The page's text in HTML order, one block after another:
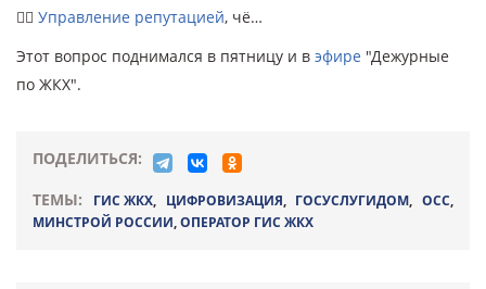
🤷‍♂️ Управление репутацией, чё…
Этот вопрос поднимался в пятницу и в эфире "Дежурные
по ЖКХ".
ПОДЕЛИТЬСЯ:
ТЕМЫ:
ГИС ЖКХ, ЦИФРОВИЗАЦИЯ, ГОСУСЛУГИДОМ,ОСС,
МИНСТРОЙ РОССИИ,ОПЕРАТОР ГИС ЖКХ